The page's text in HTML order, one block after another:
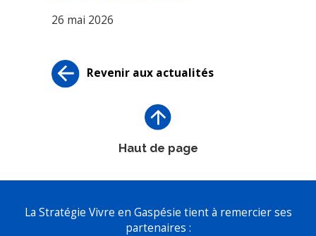
26 mai 2026
Revenir aux actualités
Haut de page
La Stratégie Vivre en Gaspésie tient à remercier ses
partenaires :